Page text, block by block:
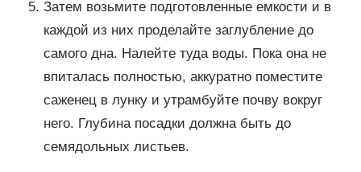
Затем возьмите подготовленные емкости и в
каждой из них проделайте заглубление до
самого дна. Налейте туда воды. Пока она не
впиталась полностью, аккуратно поместите
саженец в лунку и утрамбуйте почву вокруг
него. Глубина посадки должна быть до
семядольных листьев.